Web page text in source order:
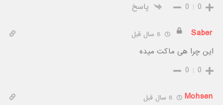
0
0 پاسخ
Saber
این چرا هی ماکت میده
0
0
Mohsen 8 سال قبل